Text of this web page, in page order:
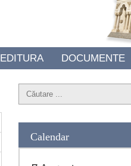
EDITURA DOCUMENTE
Calendar